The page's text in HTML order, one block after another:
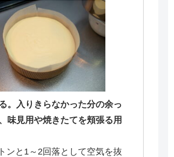
。入りきらなかった分の余っ
味見用や焼きたてを頬張る用
ンと1～2回落として空気を抜